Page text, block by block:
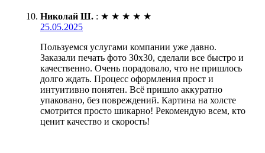
Николай Ш. : ★ ★ ★ ★ ★
25.05.2025
Пользуемся услугами компании уже давно.
Заказали печать фото 30х30, сделали все быстро и
качественно. Очень порадовало, что не пришлось
долго ждать. Процесс оформления прост и
интуитивно понятен. Всё пришло аккуратно
упаковано, без повреждений. Картина на холсте
смотрится просто шикарно! Рекомендую всем, кто
ценит качество и скорость!